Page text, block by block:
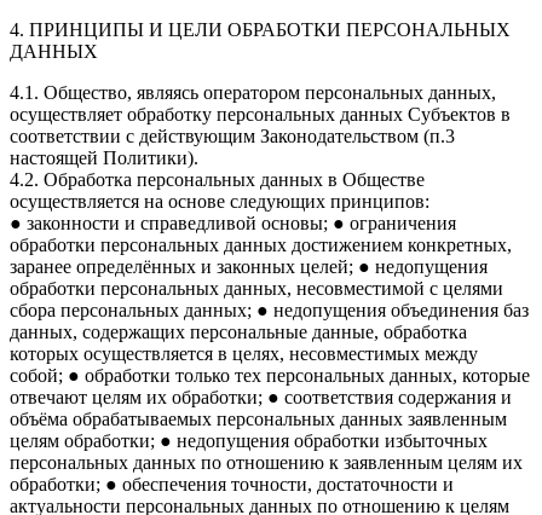
4. ПРИНЦИПЫ И ЦЕЛИ ОБРАБОТКИ ПЕРСОНАЛЬНЫХ
ДАННЫХ
4.1. Общество, являясь оператором персональных данных,
осуществляет обработку персональных данных Субъектов в
соответствии с действующим Законодательством (п.3
настоящей Политики).
4.2. Обработка персональных данных в Обществе
осуществляется на основе следующих принципов:
● законности и справедливой основы; ● ограничения
обработки персональных данных достижением конкретных,
заранее определённых и законных целей; ● недопущения
обработки персональных данных, несовместимой с целями
сбора персональных данных; ● недопущения объединения баз
данных, содержащих персональные данные, обработка
которых осуществляется в целях, несовместимых между
собой; ● обработки только тех персональных данных, которые
отвечают целям их обработки; ● соответствия содержания и
объёма обрабатываемых персональных данных заявленным
целям обработки; ● недопущения обработки избыточных
персональных данных по отношению к заявленным целям их
обработки; ● обеспечения точности, достаточности и
актуальности персональных данных по отношению к целям